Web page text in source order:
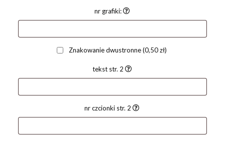
nr grafiki:
Znakowanie dwustronne(0,50 zł)
tekst str. 2
nr czcionki str. 2